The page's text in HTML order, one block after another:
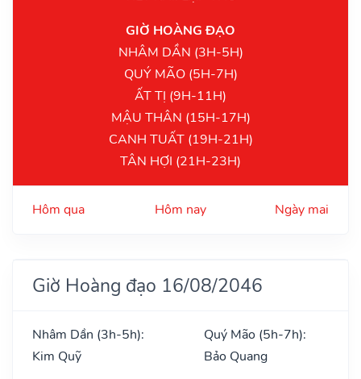
GIỜ HOÀNG ĐẠO
NHÂM DẦN (3H-5H)
QUÝ MÃO (5H-7H)
ẤT TỊ (9H-11H)
MẬU THÂN (15H-17H)
CANH TUẤT (19H-21H)
TÂN HỢI (21H-23H)
Hôm qua Hôm nay Ngày mai
Giờ Hoàng đạo 16/08/2046
Nhâm Dần (3h-5h):
Kim Quỹ
Quý Mão (5h-7h):
Bảo Quang